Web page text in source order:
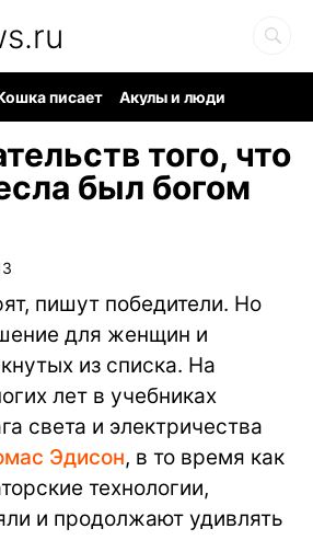
писает
Акулы и люди
того, что
был богом
пишут победители. Но
для женщин и
из списка. На
лет в учебниках
света и электричества
Эдисон, в то время как
технологии,
и продолжают удивлять